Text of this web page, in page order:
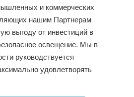
и коммерческих
нашим Партнерам
выгоду от инвестиций в
освещение. Мы в
руководствуется
удовлетворять